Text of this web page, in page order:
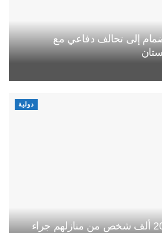
إلى تحالف دفاعي مع
دولية
كندا.. إجلاء أكثر من 20 ألف شخص من منازلهم جراء